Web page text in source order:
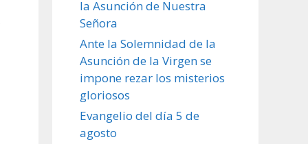
la Asunción de Nuestra
Señora
Ante la Solemnidad de la
Asunción de la Virgen se
impone rezar los misterios
gloriosos
Evangelio del día 5 de
agosto